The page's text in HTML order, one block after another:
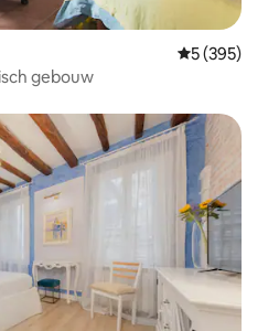
5 (395)
gebouw